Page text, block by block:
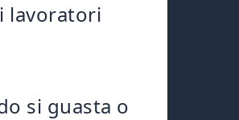
lavoratori
si guasta o